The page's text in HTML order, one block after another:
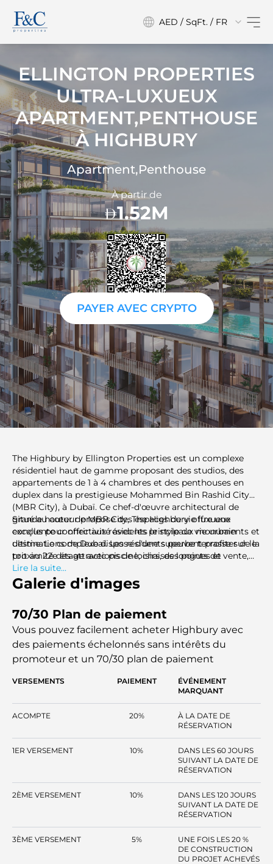
AED / SqFt. / FR
ELLINGTON PROPERTIES
ULTRA-LUXUEUX
APARTMENT,PENTHOUSE
ÀHIGHBURY
Apartment,Penthouse
À partir de
1.52M
PAYER AVEC CRYPTO
The Highbury by Ellington Properties est un complexe
résidentiel haut de gamme proposant des studios, des
appartements de 1 à 4 chambres et des penthouses en
duplex dans la prestigieuse Mohammed Bin Rashid City
(MBR City), à Dubaï. Ce chef-d'œuvre architectural de
grande hauteur propose des espaces de vie luxueux
conçus pour offrir aux résidents le style de vie urbain
ultime. Le complexe dispose d'une superbe terrasse sur le
toit au 22e étage avec piscine, chaises longues et
installations de style cabane, offrant un refuge serein au
milieu de la ville animée.
Situé au cœur de MBR City, The Highbury offre une
excellente connectivité avec les principaux monuments et
destinations de Dubaï. Les résidents peuvent profiter de la
proximité des attractions de loisirs, des points de vente,
des établissements d'enseignement et des établissements
de santé, garantissant commodité et accessibilité dans
tous les aspects de la vie.
Lire la suite...
Galerie d'images
70/30 Plan de paiement
Vous pouvez facilement acheter Highbury avec
des paiements échelonnés sans intérêts du
promoteur et un 70/30 plan de paiement
VERSEMENTS PAIEMENT
ÉVÉNEMENT
MARQUANT
ACOMPTE 20%
À LA DATE DE
RÉSERVATION
1ER VERSEMENT 10%
DANS LES 60 JOURS
SUIVANT LA DATE DE
RÉSERVATION
2ÈME VERSEMENT 10%
DANS LES 120 JOURS
SUIVANT LA DATE DE
RÉSERVATION
3ÈME VERSEMENT 5%
UNE FOIS LES 20 %
DE CONSTRUCTION
DU PROJET ACHEVÉS